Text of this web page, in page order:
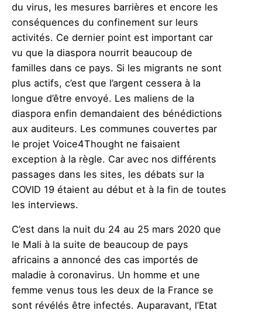
du virus, les mesures barrières et encore les
conséquences du confinement sur leurs
activités. Ce dernier point est important car
vu que la diaspora nourrit beaucoup de
familles dans ce pays. Si les migrants ne sont
plus actifs, c’est que l’argent cessera à la
longue d’être envoyé. Les maliens de la
diaspora enfin demandaient des bénédictions
aux auditeurs. Les communes couvertes par
le projet Voice4Thought ne faisaient
exception à la règle. Car avec nos différents
passages dans les sites, les débats sur la
COVID 19 étaient au début et à la fin de toutes
les interviews.
C’est dans la nuit du 24 au 25 mars 2020 que
le Mali à la suite de beaucoup de pays
africains a annoncé des cas importés de
maladie à coronavirus. Un homme et une
femme venus tous les deux de la France se
sont révélés être infectés. Auparavant, l’Etat